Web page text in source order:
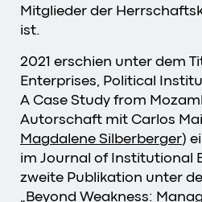
Mitglieder der
ist.
2021 erschien unter dem
Enterprises, Political
A Case Study from
Autorschaft mit Carlos
Magdalene Silberberger)
im Journal of Institutional
zweite Publikation unter
„Beyond Weakness: